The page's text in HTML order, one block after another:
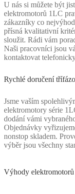
U nás si můžete být
elektromotorů 1LC
zákazníky co
přísná kvalitativní
sloužit. Rádi vám
Naši pracovníci jsou
kontaktovat
Rychlé doručení
Jsme vaším
elektromotory série
dodání vámi
Objednávky
nonstop skladem.
výběr jsou všechny
Výhody